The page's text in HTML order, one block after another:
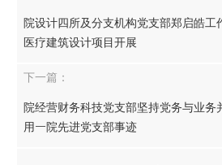
院设计四所及分支机构党支部郑启皓工
医疗建筑设计项目开展
下一篇：
院经营财务科技党支部坚持党务与业务
用—院先进党支部事迹